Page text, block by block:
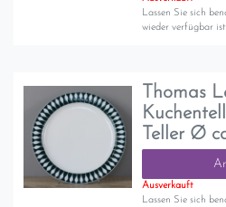
Lassen Sie sich
wieder verfügbar
Thomas
Teller Ø
Ausverkauft
Lassen Sie sich